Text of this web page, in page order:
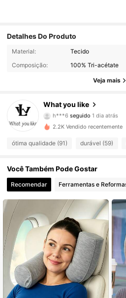
Detalhes Do Produto
Material:
Tecido
Composição:
100% Tri-acétate
Veja mais
What you like
195 Seguidores
4,77 195 Seguidores
4,77 195 Seguidores
4,77 195 Seguidores
4,77 195 Seguidores
4,77 195 Seguidores
4,77 195 Seguidores
2.2K Vendido recentemente
ótima qualidade (91) durável (59)
Você Também Pode Gostar
Recomendar Ferramentas e